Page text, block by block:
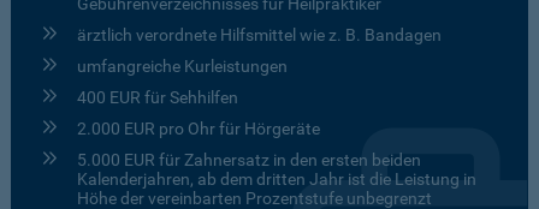
ärztlich verordnete Hilfsmittel wie z. B. Bandagen
umfangreiche Kurleistungen
400 EUR für Sehhilfen
2.000 EUR pro Ohr für Hörgeräte
5.000 EUR für Zahnersatz in den ersten beiden
Kalenderjahren, ab dem dritten Jahr ist die Leistung in
Höhe der vereinbarten Prozentstufe unbegrenzt